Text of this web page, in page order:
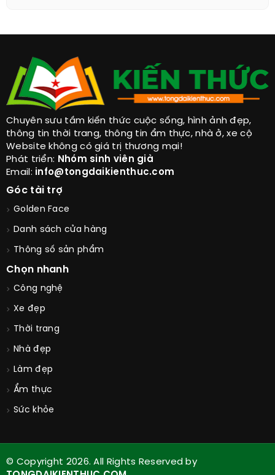
Chuyên sưu tầm kiến thức cuộc sống, hình ảnh đẹp,
thông tin thời trang, thông tin ẩm thực, nhà ở, xe cộ
Website không có giá trị thương mại!
Phát triển: Nhóm sinh viên già
Email: info@tongdaikienthuc.com
Góc tài trợ
Golden Face
Danh sách cửa hàng
Thông số sản phẩm
Chọn nhanh
Công nghệ
Xe đẹp
Thời trang
Nhà đẹp
Làm đẹp
Ẩm thực
Sức khỏe
© Copyright 2026. All Rights Reserved by